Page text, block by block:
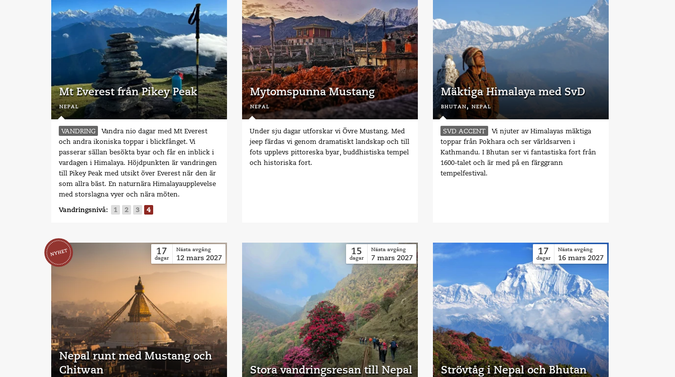
Mt Everest från Pikey Peak
nepal
VANDRING
Vandra nio dagar med Mt Everest
och andra ikoniska toppar i blickfånget. Vi
passerar sällan besökta byar och får en inblick i
vardagen i Himalaya. Höjdpunkten är vandringen
till Pikey Peak med utsikt över Everest när den är
som allra bäst. En naturnära Himalayaupplevelse
med storslagna vyer och nära möten.
Vandringsnivå: 1 2 3 4
Mytomspunna Mustang
nepal
Under sju dagar utforskar vi Övre Mustang. Med
jeep färdas vi genom dramatiskt landskap och till
fots upplevs pittoreska byar, buddhistiska tempel
och historiska fort.
Mäktiga Himalaya med SvD
bhutan,nepal
SVD ACCENT
Vi njuter av Himalayas mäktiga
toppar från Pokhara och ser världsarven i
Kathmandu. I Bhutan ser vi fantastiska fort från
1600-talet och är med på en färggrann
tempelfestival.
Nepal runt med Mustang och
Chitwan
17
dagar
Nästa avgång
12 mars 2027
Stora vandringsresan till Nepal
15
dagar
Nästa avgång
7 mars 2027
Strövtåg i Nepal och Bhutan
17
dagar
Nästa avgång
16 mars 2027